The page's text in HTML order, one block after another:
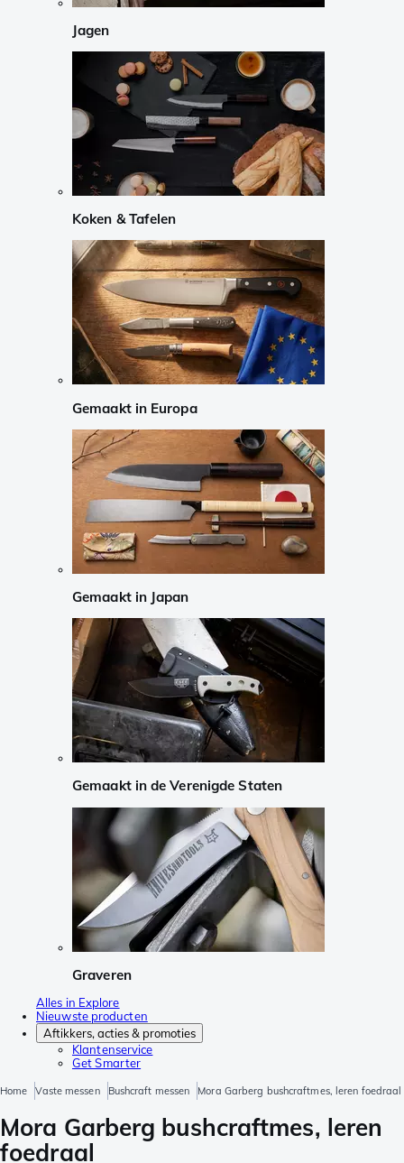
Jagen
Koken & Tafelen
Gemaakt in Europa
Gemaakt in Japan
Gemaakt in de Verenigde Staten
Graveren
Alles in Explore
Nieuwste producten
Aftikkers, acties & promoties
Klantenservice
Get Smarter
Home Vaste messen Bushcraft messen Mora Garberg bushcraftmes, leren foedraal
Mora Garberg bushcraftmes, leren
foedraal